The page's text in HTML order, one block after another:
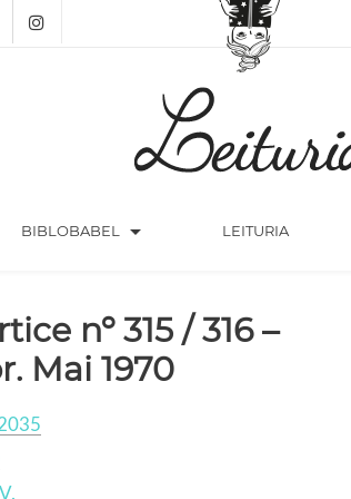
BIBLOBABEL arrow_drop_down LEITURIA
nº 315 / 316 –
Mai 1970